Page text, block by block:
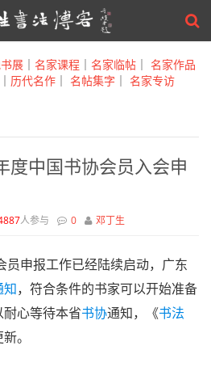
展 ｜ 名家课程 ｜ 名家临帖 ｜ 名家作品
｜ 历代名作 ｜ 名帖集字 ｜ 名家专访
度中国书协会员入会申
人参与 0 邓丁生
员申报工作已经陆续启动，广东
知，符合条件的书家可以开始准备
心等待本省书协通知，《书法
。